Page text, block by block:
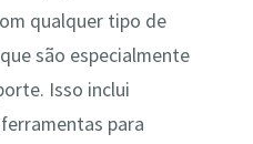
qualquer tipo de
são especialmente
Isso inclui
para